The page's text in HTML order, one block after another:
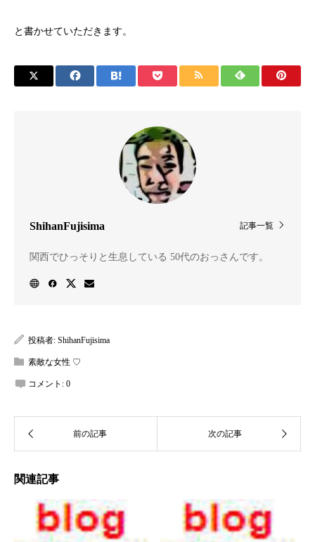
と書かせていただきます。
記事一覧
ShihanFujisima
関西でひっそりと生息している 50代のおっさんです。
投稿者: ShihanFujisima
素敵な女性 ♡
コメント: 0
関連記事